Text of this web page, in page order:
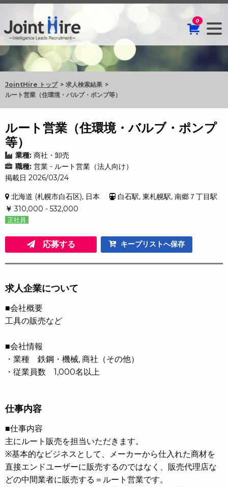
0
JointHire トップ
求人検索結果
ルート営業（住環境・バルブ・ポンプ等）
ルート営業（住環境・バルブ・ポンプ
等）
業種: 商社・卸売
職種: 営業 - ルート営業（法人向け）
掲載日 2026/03/24
北海道 (札幌市白石区), 日本
白石駅, 東札幌駅, 南郷７丁目駅
￥ 310,000 - 532,000
正社員
応募する キープリストへ保存
求人企業について
■会社概要
工具の販売など
■会社情報
・業種 鉄鋼・機械, 商社（その他）
・従業員数 1,000名以上
仕事内容
■仕事内容
主にルート販売を担当いただきます。
※基本的なビジネスとして、メーカーから仕入れた商材を
直接エンドユーザーに販売するのではなく、販売代理店な
どの中間業者に販売する＝ルート営業です。